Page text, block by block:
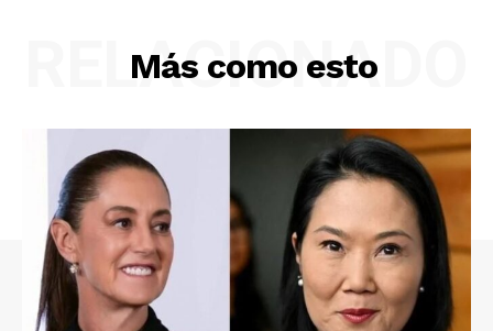
Más como esto
RELACIONADO